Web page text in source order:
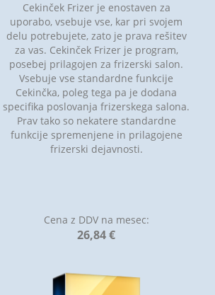
Cekinček Frizer je enostaven za
uporabo, vsebuje vse, kar pri svojem
delu potrebujete, zato je prava rešitev
za vas. Cekinček Frizer je program,
posebej prilagojen za frizerski salon.
Vsebuje vse standardne funkcije
Cekinčka, poleg tega pa je dodana
specifika poslovanja frizerskega salona.
Prav tako so nekatere standardne
funkcije spremenjene in prilagojene
frizerski dejavnosti.
Cena z DDV na mesec:
26,84 €